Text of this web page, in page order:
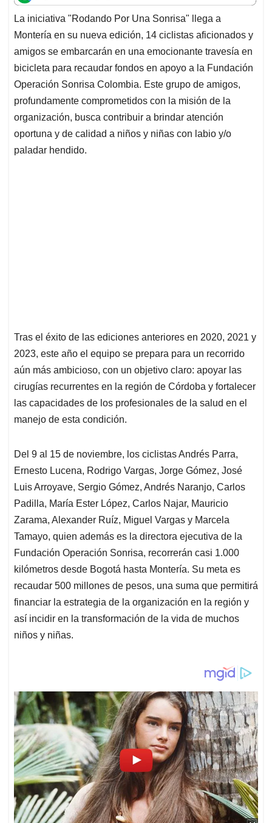
t
s
A
p
p
e
b
o
o
k
k
e
d
I
n
i
l
e
a
d
s
La iniciativa "Rodando Por Una Sonrisa" llega a
Montería en su nueva edición, 14 ciclistas aficionados y
amigos se embarcarán en una emocionante travesía en
bicicleta para recaudar fondos en apoyo a la Fundación
Operación Sonrisa Colombia. Este grupo de amigos,
profundamente comprometidos con la misión de la
organización, busca contribuir a brindar atención
oportuna y de calidad a niños y niñas con labio y/o
paladar hendido.
Tras el éxito de las ediciones anteriores en 2020, 2021 y
2023, este año el equipo se prepara para un recorrido
aún más ambicioso, con un objetivo claro: apoyar las
cirugías recurrentes en la región de Córdoba y fortalecer
las capacidades de los profesionales de la salud en el
manejo de esta condición.
Del 9 al 15 de noviembre, los ciclistas Andrés Parra,
Ernesto Lucena, Rodrigo Vargas, Jorge Gómez, José
Luis Arroyave, Sergio Gómez, Andrés Naranjo, Carlos
Padilla, María Ester López, Carlos Najar, Mauricio
Zarama, Alexander Ruíz, Miguel Vargas y Marcela
Tamayo, quien además es la directora ejecutiva de la
Fundación Operación Sonrisa, recorrerán casi 1.000
kilómetros desde Bogotá hasta Montería. Su meta es
recaudar 500 millones de pesos, una suma que permitirá
financiar la estrategia de la organización en la región y
así incidir en la transformación de la vida de muchos
niños y niñas.